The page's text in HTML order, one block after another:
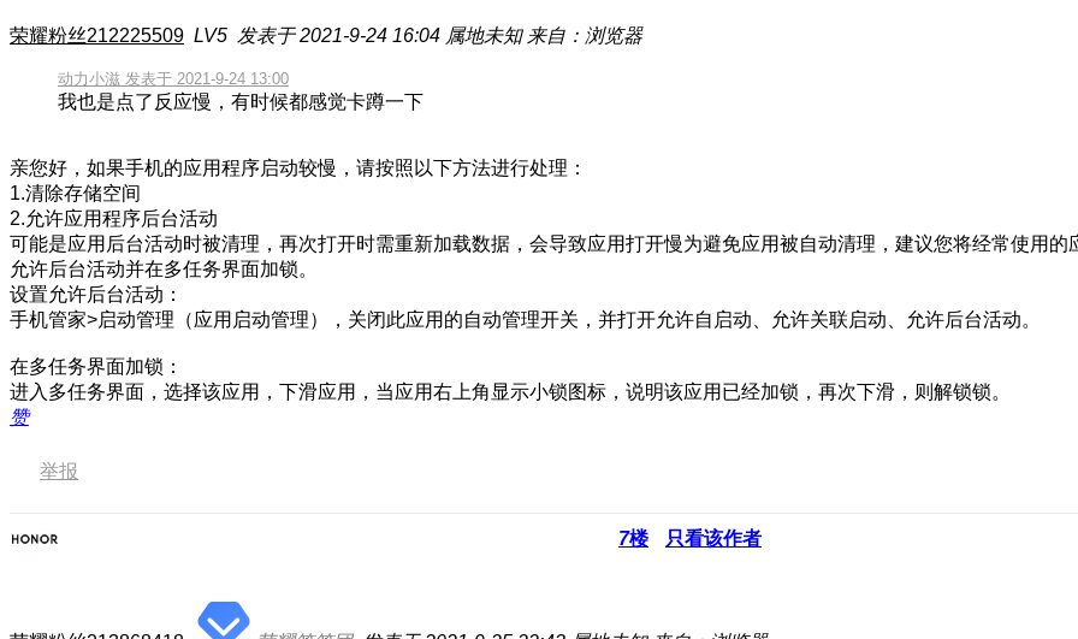
荣耀粉丝212225509 LV5 发表于 2021-9-24 16:04 属地未知 来自：浏览器
动力小滋 发表于 2021-9-24 13:00
我也是点了反应慢，有时候都感觉卡蹲一下
亲您好，如果手机的应用程序启动较慢，请按照以下方法进行处理：
1.清除存储空间
2.允许应用程序后台活动
可能是应用后台活动时被清理，再次打开时需重新加载数据，会导致应用打开慢为避免应用被自动清理，建议您将经常使用的
允许后台活动并在多任务界面加锁。
设置允许后台活动：
手机管家>启动管理（应用启动管理），关闭此应用的自动管理开关，并打开允许自启动、允许关联启动、允许后台活动。
在多任务界面加锁：
进入多任务界面，选择该应用，下滑应用，当应用右上角显示小锁图标，说明该应用已经加锁，再次下滑，则解锁锁。
赞
举报
7楼 只看该作者